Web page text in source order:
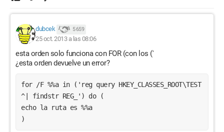
dubcek 5 659
25 oct. 2013 a las 08:06
esta orden solo funciona con FOR (con los ('
¿esta orden devuelve un error?
for /F %%a in ('reg query HKEY_CLASSES_ROOT\TEST
^| findstr REG_') do (
echo la ruta es %%a
)